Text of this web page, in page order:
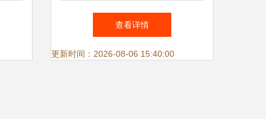
荣源钢结构借力“腾笼换鸟”增
添发展动力
查看详情
更新时间：2026-08-06 15:40:00